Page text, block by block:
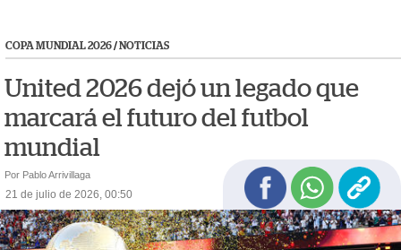
COPA MUNDIAL 2026/ NOTICIAS
United 2026 dejó un legado que
marcará el futuro del futbol
mundial
Por Pablo Arrivillaga
21 de julio de 2026, 00:50